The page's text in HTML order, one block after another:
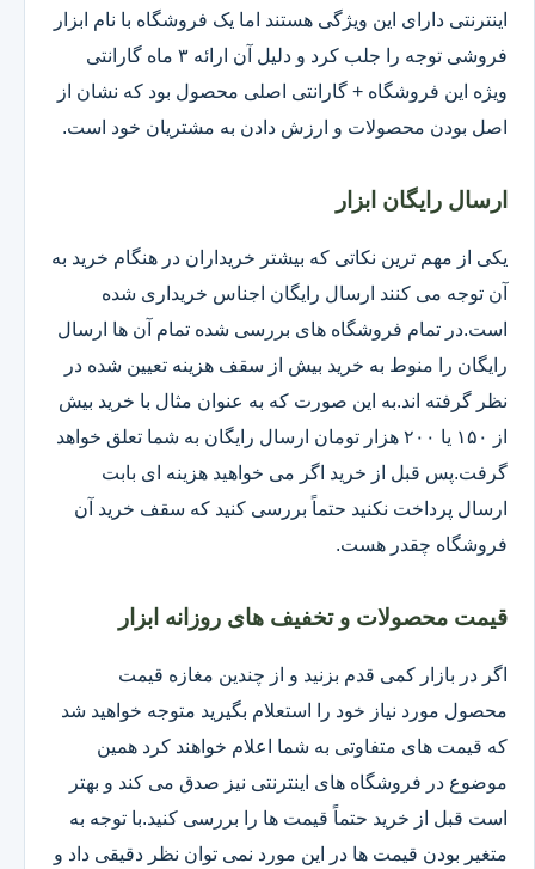
اینترنتی دارای این ویژگی هستند اما یک فروشگاه با نام ابزار
فروشی توجه را جلب کرد و دلیل آن ارائه ۳ ماه گارانتی
ویژه این فروشگاه + گارانتی اصلی محصول بود که نشان از
اصل بودن محصولات و ارزش دادن به مشتریان خود است.
ارسال رایگان ابزار
یکی از مهم ترین نکاتی که بیشتر خریداران در هنگام خرید به
آن توجه می کنند ارسال رایگان اجناس خریداری شده
است.در تمام فروشگاه های بررسی شده تمام آن ها ارسال
رایگان را منوط به خرید بیش از سقف هزینه تعیین شده در
نظر گرفته اند.به این صورت که به عنوان مثال با خرید بیش
از ۱۵۰ یا ۲۰۰ هزار تومان ارسال رایگان به شما تعلق خواهد
گرفت.پس قبل از خرید اگر می خواهید هزینه ای بابت
ارسال پرداخت نکنید حتماً بررسی کنید که سقف خرید آن
فروشگاه چقدر هست.
قیمت محصولات و تخفیف های روزانه ابزار
اگر در بازار کمی قدم بزنید و از چندین مغازه قیمت
محصول مورد نیاز خود را استعلام بگیرید متوجه خواهید شد
که قیمت های متفاوتی به شما اعلام خواهند کرد همین
موضوع در فروشگاه های اینترنتی نیز صدق می کند و بهتر
است قبل از خرید حتماً قیمت ها را بررسی کنید.با توجه به
متغیر بودن قیمت ها در این مورد نمی توان نظر دقیقی داد و